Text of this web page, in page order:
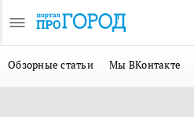
Обзорные статьи Мы ВКонтакте